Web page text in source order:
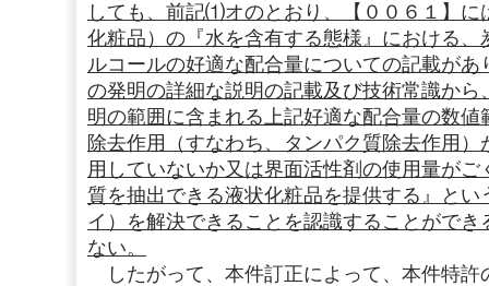
しても、前記⑴オのとおり、【００６１】に
化粧品）の『水を含有する態様』における
ルコールの好適な配合量についての記載が
の発明の詳細な説明の記載及び技術常識か
明の範囲に含まれる上記好適な配合量の数
除去作用（すなわち、タンパク質除去作用
用していないか又は界面活性剤の使用量が
質を抽出できる液状化粧品を提供する』と
イ）を解決できることを認識することがで
ない。
したがって、本件訂正によって、本件特許